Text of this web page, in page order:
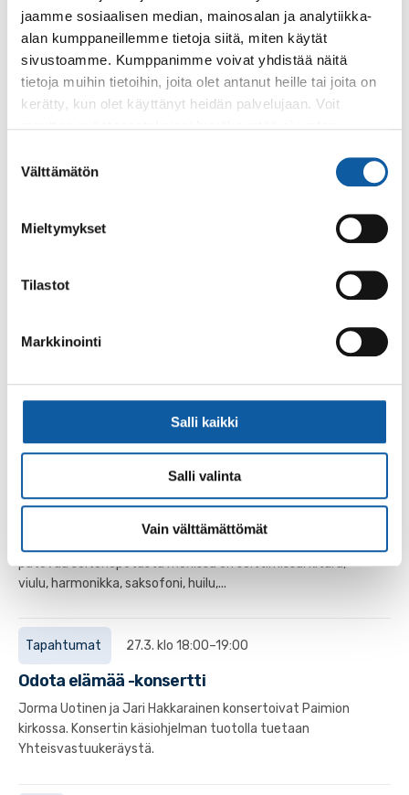
jaamme sosiaalisen median, mainosalan ja analytiikka-
alan kumppaneillemme tietoja siitä, miten käytät
sivustoamme. Kumppanimme voivat yhdistää näitä
tietoja muihin tietoihin, joita olet antanut heille tai joita on
kerätty, kun olet käyttänyt heidän palvelujaan. Voit
valinta
Välttämätön
Mieltymykset
Tilastot
Markkinointi
Salli kaikki
Salli valinta
Vain välttämättömät
sopivaa klassista kamarimusiikkia.
8.2. klo 15:30–9.2. klo 20:10
Laatuelokuvasarja: Varasteleva varpunen
Operetti- ja musikaalikonsertti: Ollaan niin
Paimiosalin konsertissa kuullaan tunnelmapaloja
opereteista ja musikaaleista.
Musiikkiopisto
pätevää soitonopetusta monissa eri soittimissa: kitara,
viulu, harmonikka, saksofoni, huilu,...
Tapahtumat 27.3. klo 18:00–19:00
Odota elämää -konsertti
Jorma Uotinen ja Jari Hakkarainen konsertoivat Paimion
kirkossa. Konsertin käsiohjelman tuotolla tuetaan
Yhteisvastuukeräystä.